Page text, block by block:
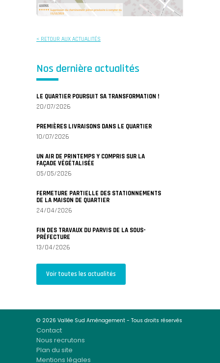
< RETOUR AUX ACTUALITÉS
Nos dernière actualités
LE QUARTIER POURSUIT SA TRANSFORMATION !
20/07/2026
PREMIÈRES LIVRAISONS DANS LE QUARTIER
10/07/2026
UN AIR DE PRINTEMPS Y COMPRIS SUR LA
FAÇADE VÉGÉTALISÉE
05/05/2026
FERMETURE PARTIELLE DES STATIONNEMENTS
DE LA MAISON DE QUARTIER
24/04/2026
FIN DES TRAVAUX DU PARVIS DE LA SOUS-
PRÉFECTURE
13/04/2026
Voir toutes les actualités
© 2026 Vallée Sud Aménagement - Tous droits réservés
Contact
Nous recrutons
Plan du site
Mentions légales